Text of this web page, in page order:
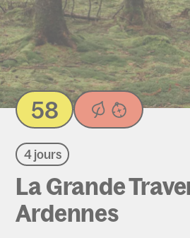
58
4 jours
La Grande
Ardennes